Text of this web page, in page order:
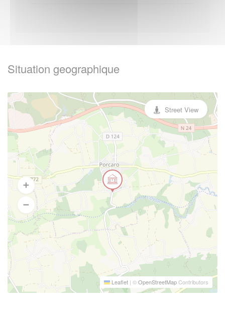
Situation geographique
Leaflet | ©OpenStreetMapContributors
Street View